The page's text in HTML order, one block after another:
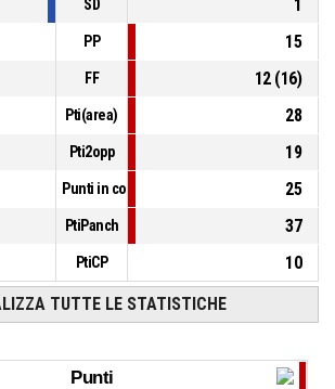
SD
1
PP
15
FF 12(16)
Pti(area)
28
Pti2opp
19
Punti in contropiede
25
PtiPanch
37
PtiCP 10
TUTTE LE STATISTICHE
Punti